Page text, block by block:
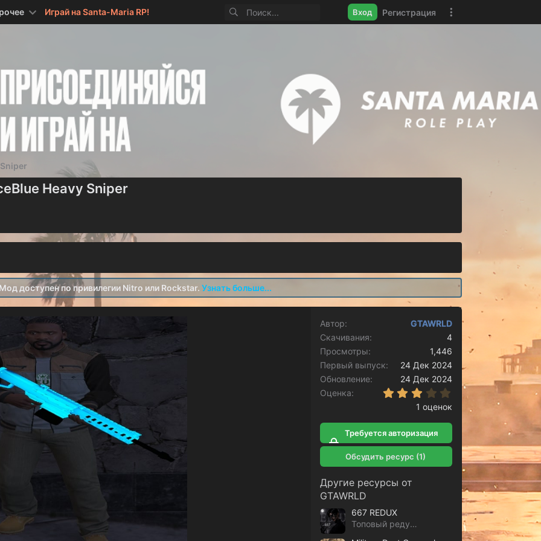
Играй на Santa-Maria RP! Вход Регистрация
Heavy Sniper
Мод доступен по привилегии Nitro или Rockstar. Узнать больше...
Автор
GTAWRLD
Скачивания
4
Просмотры
1,446
Первый выпуск
24 Дек 2024
Обновление
24 Дек 2024
Оценка
3.00 звёзд
1 оценок
Требуется авторизация
для скачивания
Обсудить ресурс (1)
Другие ресурсы от
GTAWRLD
667 REDUX
Топовый редукс от Donial UZI